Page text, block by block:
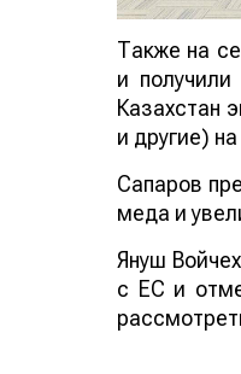
Также на
и
Казахстан
и другие)
Сапаров
меда и
Януш
с ЕС и